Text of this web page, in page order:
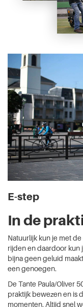
E-step
In de
Natuurlijk kun je met
rijden en daardoor kun
bijna geen geluid
een genoegen.
De Tante Paula/Oliver
praktijk bewezen en is
momenten. Altijd snel